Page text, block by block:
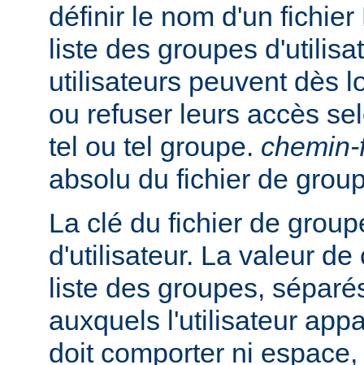
définir le nom d'un
liste des groupes
utilisateurs peuvent dès
ou refuser leurs accès
tel ou tel groupe.
absolu du fichier de
La clé du fichier de
d'utilisateur. La valeur
liste des groupes,
auxquels l'utilisateur
doit comporter ni